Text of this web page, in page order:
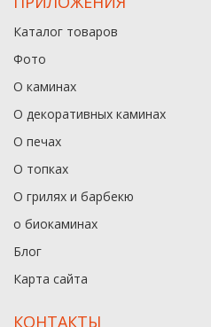
Каталог товаров
Фото
О каминах
О декоративных каминах
О печах
О топках
О грилях и барбекю
о биокаминах
Блог
Карта сайта
КОНТАКТЫ